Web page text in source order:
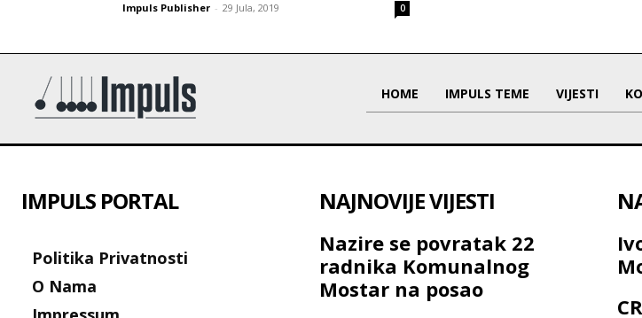
Impuls Publisher - 29 Jula, 2019 0
HOME IMPULS TEME VIJESTI
IMPULS PORTAL
Politika Privatnosti
O Nama
NAJNOVIJE VIJESTI
Nazire se povratak 22
radnika Komunalnog
Mostar na posao